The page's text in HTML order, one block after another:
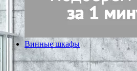
Винные шкафы